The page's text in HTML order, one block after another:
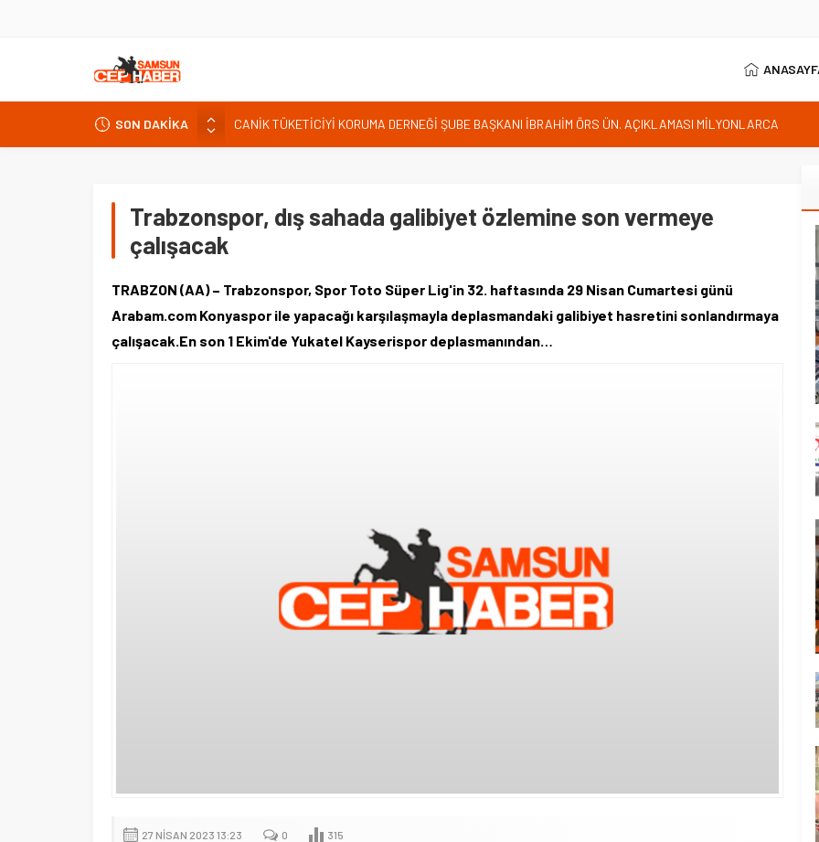
SON DAKİKA
CANİK TÜKETİCİYİ KORUMA DERNEĞİ ŞUBE BAŞKANI İBRAHİM ÖRS ÜN. AÇIKLAMASI MİLYONLARCA
Sandık Bir Emanettir, Emanete İhanet Olmaz
Trabzonspor, dış sahada galibiyet özlemine son vermeye
çalışacak
TRABZON (AA) – Trabzonspor, Spor Toto Süper Lig'in 32. haftasında 29 Nisan Cumartesi günü
Arabam.com Konyaspor ile yapacağı karşılaşmayla deplasmandaki galibiyet hasretini sonlandırmaya
çalışacak.En son 1 Ekim'de Yukatel Kayserispor deplasmanından…
27 NISAN 2023 13:23 0 315